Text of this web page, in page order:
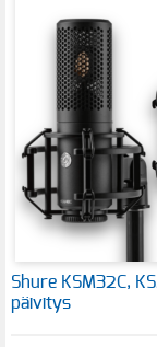
Shure KSM32C,
päivitys